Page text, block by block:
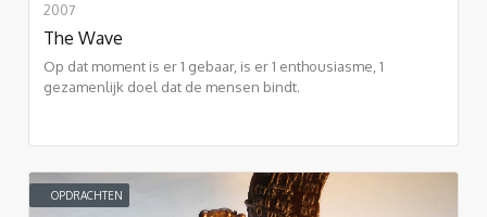
2007
The Wave
Op dat moment is er 1 gebaar, is er 1 enthousiasme, 1
gezamenlijk doel dat de mensen bindt.
OPDRACHTEN